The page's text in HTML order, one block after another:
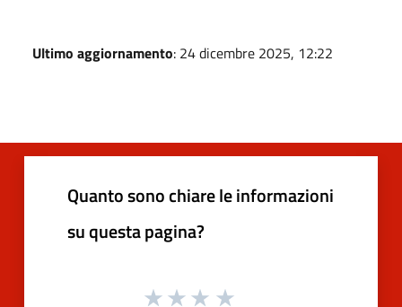
Ultimo aggiornamento: 24 dicembre 2025, 12:22
Quanto sono chiare le informazioni
su questa pagina?